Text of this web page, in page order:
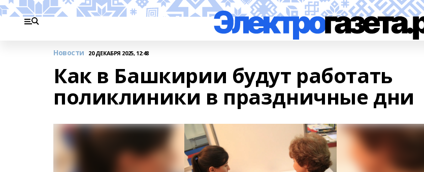
Новости 20 ДЕКАБРЯ 2025, 12:48
Как в Башкирии будут работать
поликлиники в праздничные дни